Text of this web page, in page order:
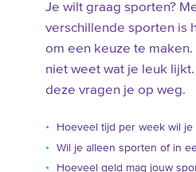
Je wilt graag sporten?
verschillende sporten is
om een keuze te
niet weet wat je leuk
deze vragen je op weg.
Hoeveel tijd per week wil
Wil je alleen sporten of in
Hoeveel geld mag jouw